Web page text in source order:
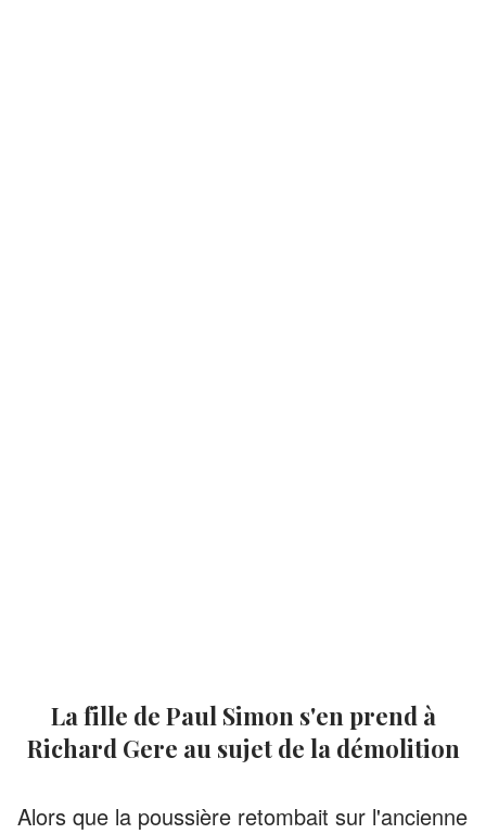
La fille de Paul Simon s'en prend à
Richard Gere au sujet de la démolition
Alors que la poussière retombait sur l'ancienne